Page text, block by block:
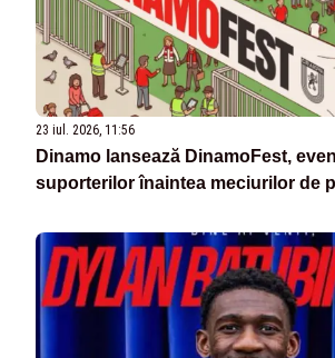
23 iul. 2026, 11:56
Dinamo lansează DinamoFest,
suporterilor înaintea meciurilor de